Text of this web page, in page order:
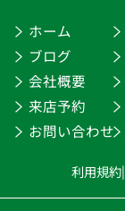
ホーム
ブログ
会社概要
来店予約
お問い合わせ
利用規約|